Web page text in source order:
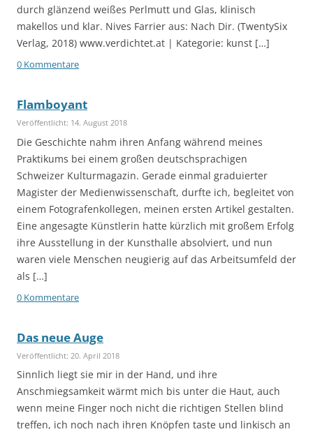
durch glänzend weißes Perlmutt und Glas, klinisch
makellos und klar. Nives Farrier aus: Nach Dir. (TwentySix
Verlag, 2018) www.verdichtet.at | Kategorie: kunst […]
0 Kommentare
Flamboyant
Veröffentlicht: 14. August 2018
Die Geschichte nahm ihren Anfang während meines
Praktikums bei einem großen deutschsprachigen
Schweizer Kulturmagazin. Gerade einmal graduierter
Magister der Medienwissenschaft, durfte ich, begleitet von
einem Fotografenkollegen, meinen ersten Artikel gestalten.
Eine angesagte Künstlerin hatte kürzlich mit großem Erfolg
ihre Ausstellung in der Kunsthalle absolviert, und nun
waren viele Menschen neugierig auf das Arbeitsumfeld der
als […]
0 Kommentare
Das neue Auge
Veröffentlicht: 20. April 2018
Sinnlich liegt sie mir in der Hand, und ihre
Anschmiegsamkeit wärmt mich bis unter die Haut, auch
wenn meine Finger noch nicht die richtigen Stellen blind
treffen, ich noch nach ihren Knöpfen taste und linkisch an